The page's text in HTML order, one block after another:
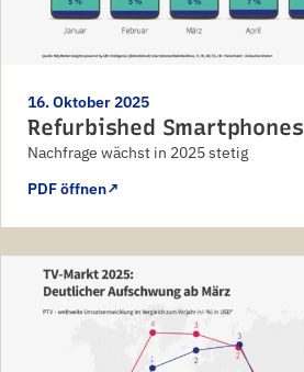
16. Oktober 2025
Refurbished Smartphones
Nachfrage wächst in 2025 stetig
PDF öffnen↗